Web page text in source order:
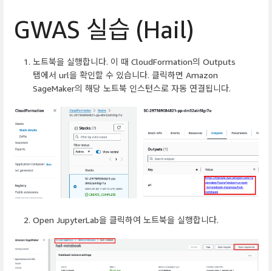
GWAS 실습 (Hail)
노트북을 실행합니다. 이 때 CloudFormation의 Outputs
탭에서 url을 확인할 수 있습니다. 클릭하면 Amazon
SageMaker의 해당 노트북 인스턴스로 자동 연결됩니다.
Open JupyterLab을 클릭하여 노트북을 실행합니다.